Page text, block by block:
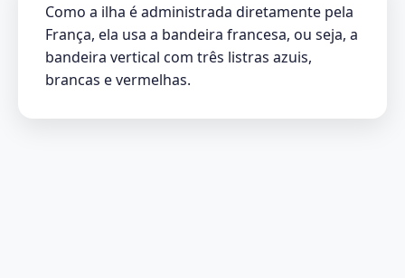
Como a ilha é administrada diretamente pela
França, ela usa a bandeira francesa, ou seja, a
bandeira vertical com três listras azuis,
brancas e vermelhas.